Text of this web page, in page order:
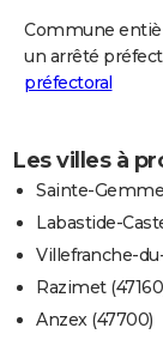
Commune
un arrêté
préfectoral
Les villes à
Sainte-
Labastide-
Villefranche-
Razimet
Anzex (47700)